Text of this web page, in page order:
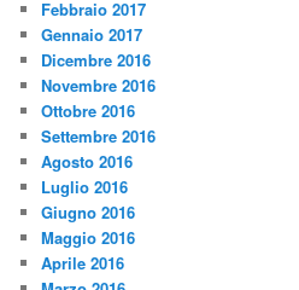
Febbraio 2017
Gennaio 2017
Dicembre 2016
Novembre 2016
Ottobre 2016
Settembre 2016
Agosto 2016
Luglio 2016
Giugno 2016
Maggio 2016
Aprile 2016